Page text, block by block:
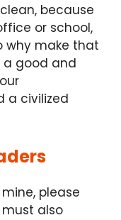
because
or school,
why make that
a good and
a civilized
please
also